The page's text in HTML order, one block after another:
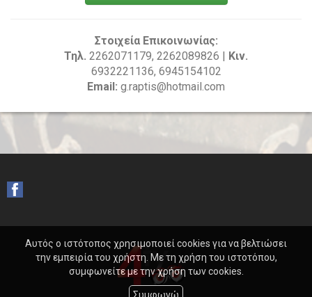
Στοιχεία Επικοινωνίας:
Τηλ. 2262071179, 2262089826 | Κιν.
6932221136, 6945154102
Email: g.raptis@hotmail.com
Αυτός ο ιστότοπος χρησιμοποιεί cookies για να βελτιώσει
την εμπειρία του χρήστη. Με τη χρήση του ιστοτόπου,
συμφωνείτε με την χρήση των cookies.